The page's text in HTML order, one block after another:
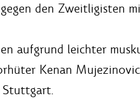
den Zweitligisten
aufgrund leichter
Kenan
Stuttgart.